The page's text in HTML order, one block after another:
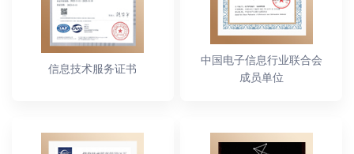
信息技术服务证书
中国电子信息行业联合会
成员单位